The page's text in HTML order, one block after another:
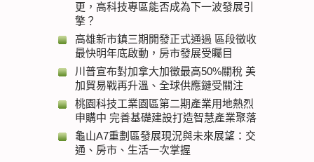
更，高科技專區能否成為下一波發展引
擎？
高雄新市鎮三期開發正式通過 區段徵收
最快明年底啟動，房市發展受矚目
川普宣布對加拿大加徵最高50%關稅 美
加貿易戰再升溫、全球供應鏈受關注
桃園科技工業園區第二期產業用地熱烈
申購中 完善基礎建設打造智慧產業聚落
龜山A7重劃區發展現況與未來展望：交
通、房市、生活一次掌握